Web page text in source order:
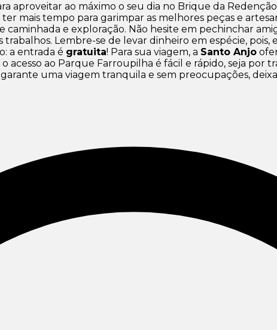
aproveitar ao máximo o seu dia no Brique da
mais tempo para garimpar as melhores peças e
caminhada e exploração. Não hesite em pechinchar
Lembre-se de levar dinheiro em espécie,
a entrada é gratuita! Para sua viagem, a Santo Anjo
acesso ao Parque Farroupilha é fácil e rápido, seja por
uma viagem tranquila e sem preocupações,